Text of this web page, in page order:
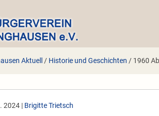
Aktuell / Historie und Geschichten / 1960
2024 | Brigitte Trietsch